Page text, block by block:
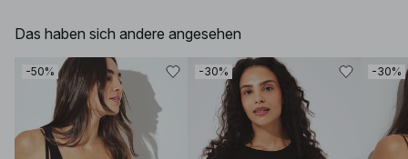
Das haben sich andere angesehen
-50% -30% -30%